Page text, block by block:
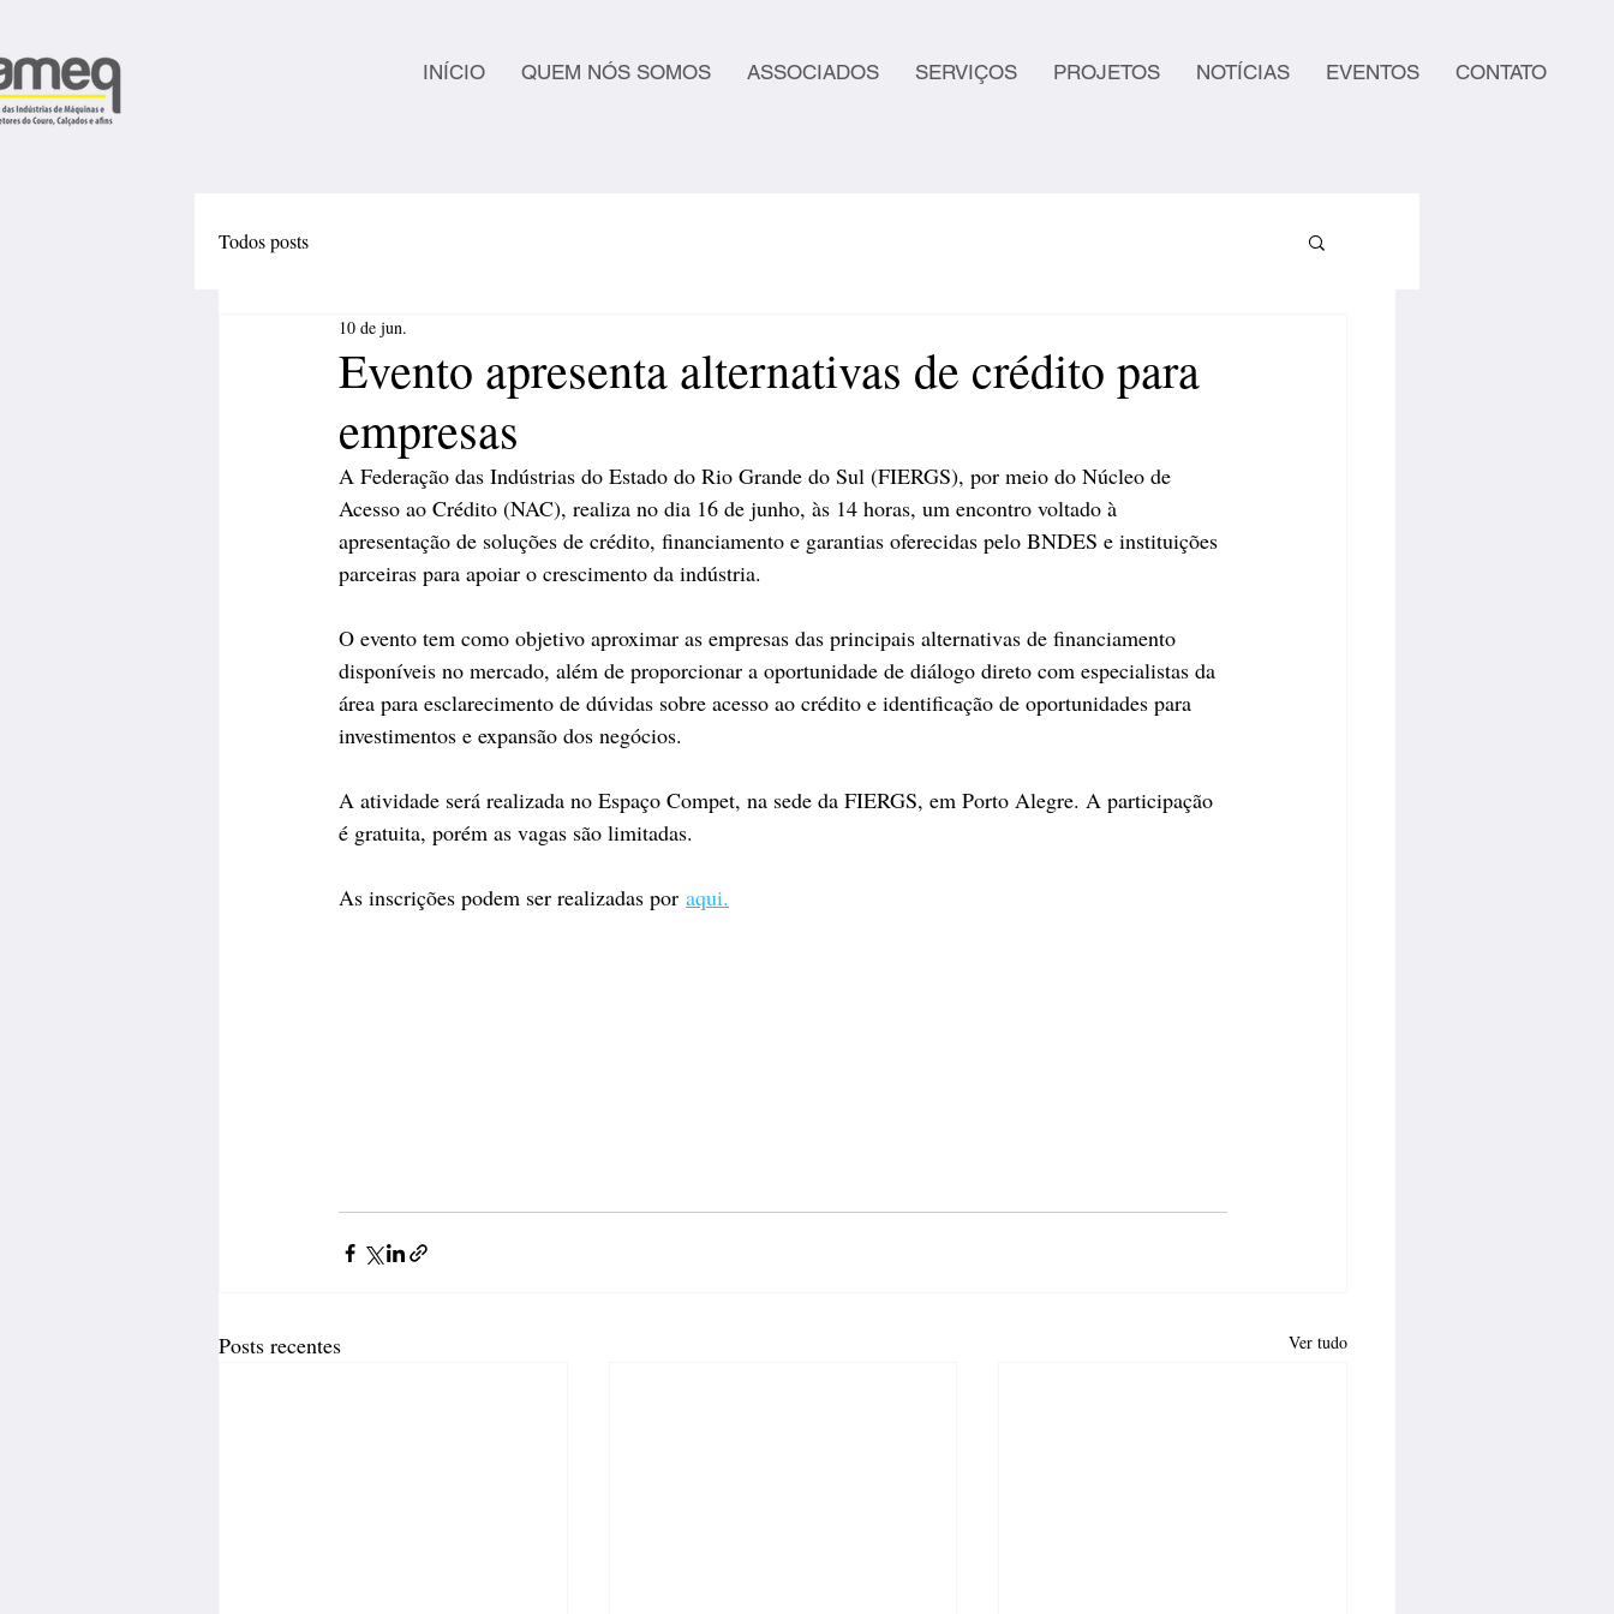
INÍCIO QUEM NÓS SOMOS ASSOCIADOS SERVIÇOS PROJETOS NOTÍCIAS EVENTOS CONTATO
Todos posts
Evento apresenta alternativas de crédito para
empresas
10 de jun.
A Federação das Indústrias do Estado do Rio Grande do Sul (FIERGS), por meio do Núcleo de
Acesso ao Crédito (NAC), realiza no dia 16 de junho, às 14 horas, um encontro voltado à
apresentação de soluções de crédito, financiamento e garantias oferecidas pelo BNDES e instituições
parceiras para apoiar o crescimento da indústria.
O evento tem como objetivo aproximar as empresas das principais alternativas de financiamento
disponíveis no mercado, além de proporcionar a oportunidade de diálogo direto com especialistas da
área para esclarecimento de dúvidas sobre acesso ao crédito e identificação de oportunidades para
investimentos e expansão dos negócios.
A atividade será realizada no Espaço Compet, na sede da FIERGS, em Porto Alegre. A participação
é gratuita, porém as vagas são limitadas.
As inscrições podem ser realizadas por aqui.
Posts recentes Ver tudo